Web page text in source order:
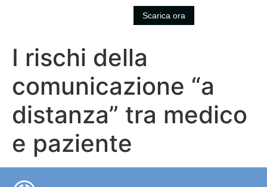
Scarica ora
I rischi della
comunicazione “a
distanza” tra medico
e paziente